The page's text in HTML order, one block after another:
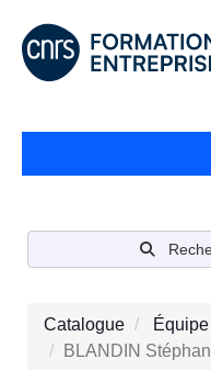
Catalogue
BLANDIN